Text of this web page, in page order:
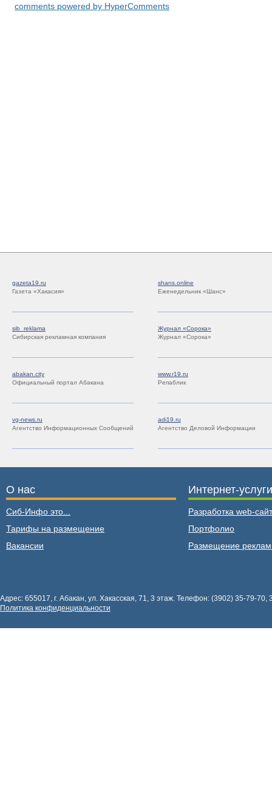
comments powered by HyperComments
gazeta19.ru
Газета «Хакасия»
shans.online
Еженедельник «Шанс»
sib_reklama
Сибирская рекламная компания
Журнал «Сорока»
Журнал «Сорока»
abakan.city
Официальный портал Абакана
www.r19.ru
Репаблик
vg-news.ru
Агентство Информационных Сообщений
adi19.ru
Агентство Деловой Информации
О нас
Сиб-Инфо это...
Тарифы на размещение
Вакансии
Интернет-услуги
Разработка web-
Портфолио
Размещение
Адрес: 655017, г. Абакан, ул. Хакасская, 71, 3 этаж. Телефон: (3902) 35-79-
Политика конфиденциальности